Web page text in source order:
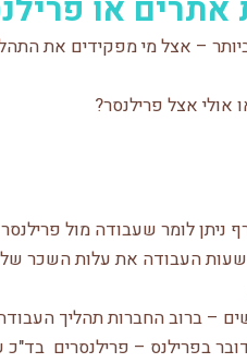
אתרים או
– אצל מי מפקידים את
אצל פרילנסר?
ניתן לומר שעבודה מול
העבודה את עלות השכר
– ברוב החברות תהליך
בפרילנס – פרילנסרים בד"כ